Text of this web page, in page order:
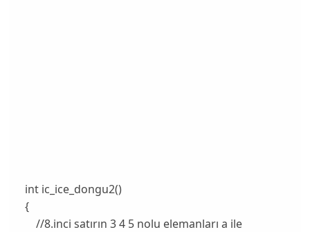
int ic_ice_dongu2()
{
//8.inci satırın 3 4 5 nolu elemanları a ile